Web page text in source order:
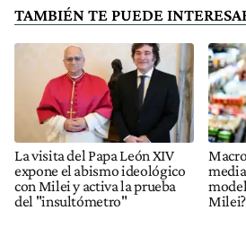
TAMBIÉN TE PUEDE
La visita del Papa León XIV
expone el abismo ideológico
con Milei y activa la prueba
del "insultómetro"
Milei?